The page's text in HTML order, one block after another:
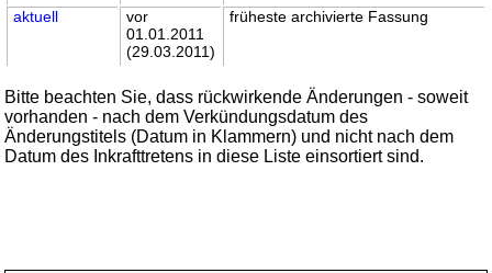
aktuell
vor
01.01.2011
(29.03.2011)
früheste archivierte Fassung
Bitte beachten Sie, dass rückwirkende Änderungen - soweit
vorhanden - nach dem Verkündungsdatum des
Änderungstitels (Datum in Klammern) und nicht nach dem
Datum des Inkrafttretens in diese Liste einsortiert sind.